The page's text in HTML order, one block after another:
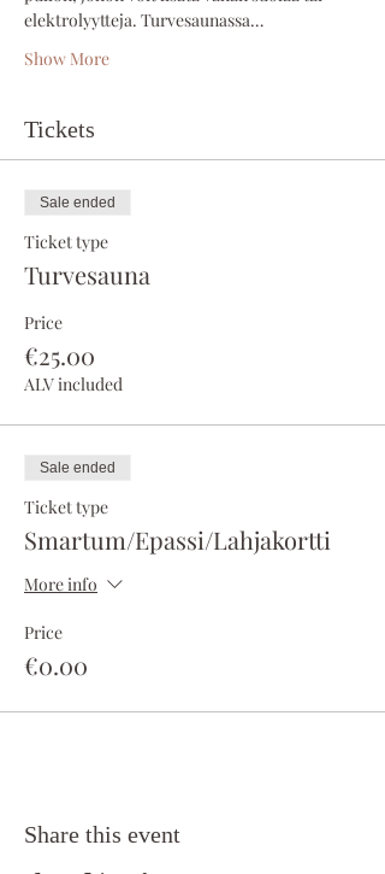
elektrolyytteja. Turvesaunassa…
Show More
Tickets
Sale ended
Ticket type
Turvesauna
Price
€25.00
ALV included
Sale ended
Ticket type
Smartum/Epassi/Lahjakortti
More info
Price
€0.00
Share this event